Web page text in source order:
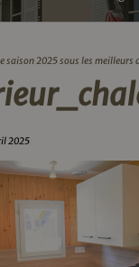
saison 2025 sous les
2025